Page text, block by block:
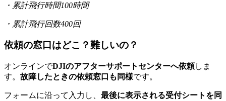
・累計飛行時間100時間
・累計飛行回数400回
依頼の窓口はどこ？難しいの？
オンラインでDJIのアフターサポートセンターへ依頼しま
す。 故障したときの依頼窓口も同様です。
フォームに沿って入力し、 最後に表示される受付シートを同